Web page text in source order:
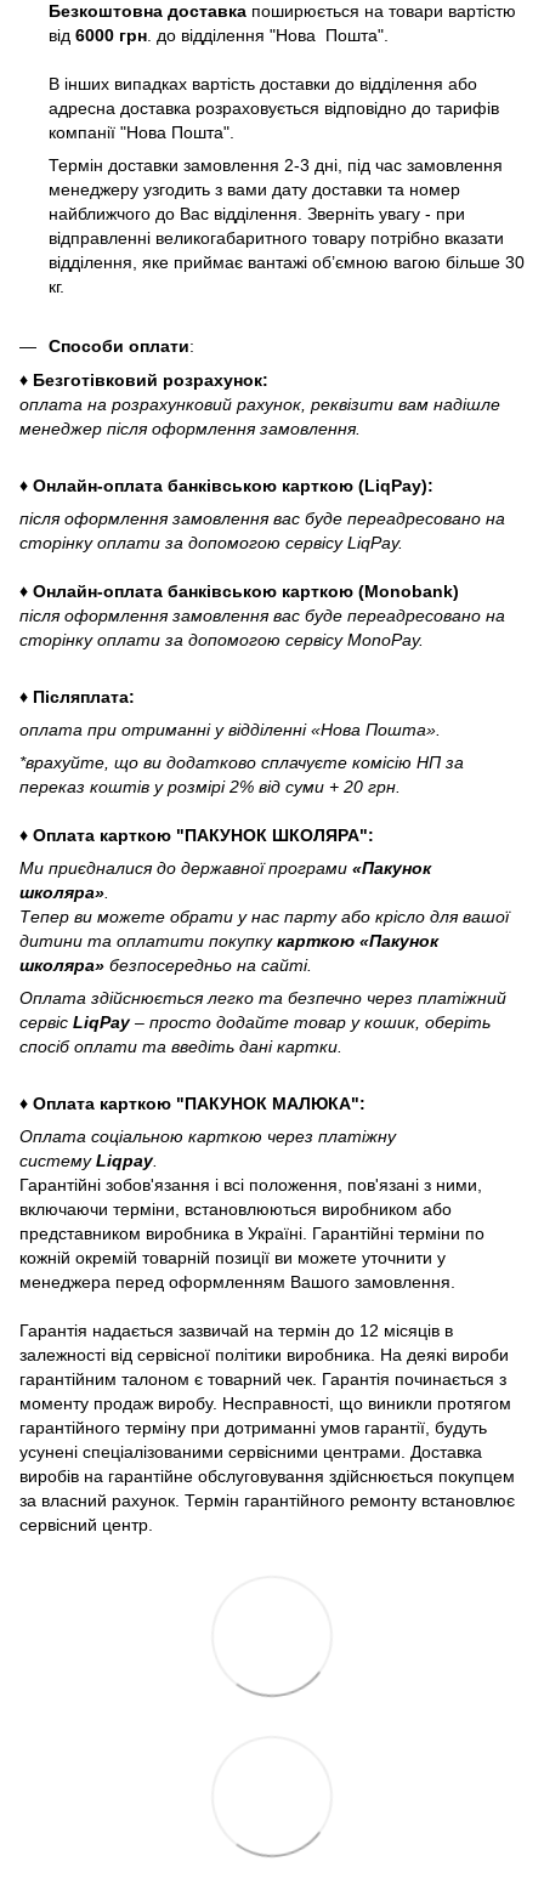
Безкоштовна доставка поширюється на товари вартістю
від 6000 грн . до відділення "Нова Пошта".
В інших випадках вартість доставки до відділення або
адресна доставка розраховується відповідно до тарифів
компанії "Нова Пошта".
Термін доставки замовлення 2-3 дні, під час замовлення
менеджеру узгодить з вами дату доставки та номер
найближчого до Вас відділення. Зверніть увагу - при
відправленні великогабаритного товару потрібно вказати
відділення, яке приймає вантажі об’ємною вагою більше 30
кг.
Способи оплати:
♦ Безготівковий розрахунок:
оплата на розрахунковий рахунок, реквізити вам надішле
менеджер після оформлення замовлення.
♦ Онлайн-оплата банківською карткою (LiqPay):
після оформлення замовлення вас буде переадресовано на
сторінку оплати за допомогою сервісу LiqPay.
♦ Онлайн-оплата банківською карткою (Monobank)
після оформлення замовлення вас буде переадресовано на
сторінку оплати за допомогою сервісу MonoPay.
♦ Післяплата:
оплата при отриманні у відділенні «Нова Пошта».
*врахуйте, що ви додатково сплачуєте комісію НП за
переказ коштів у розмірі 2% від суми + 20 грн.
♦ Оплата карткою "ПАКУНОК ШКОЛЯРА":
Ми приєдналися до державної програми «Пакунок
школяра»
Тепер ви можете обрати у нас парту або крісло для вашої
дитини та оплатити покупкукарткою «Пакунок
школяра» безпосередньо на сайті.
Оплата здійснюється легко та безпечно через платіжний
сервіс LiqPay– просто додайте товар у кошик, оберіть
спосіб оплати та введіть дані картки.
♦ Оплата карткою "ПАКУНОК МАЛЮКА":
Оплата соціальною карткою через платіжну
системуLiqpay.
Гарантійні зобов'язання і всі положення, пов'язані з ними,
включаючи терміни, встановлюються виробником або
представником виробника в Україні. Гарантійні терміни по
кожній окремій товарній позиції ви можете уточнити у
менеджера перед оформленням Вашого замовлення.
Гарантія надається зазвичай на термін до 12 місяців в
залежності від сервісної політики виробника. На деякі вироби
гарантійним талоном є товарний чек. Гарантія починається з
моменту продаж виробу. Несправності, що виникли протягом
гарантійного терміну при дотриманні умов гарантії, будуть
усунені спеціалізованими сервісними центрами. Доставка
виробів на гарантійне обслуговування здійснюється покупцем
за власний рахунок. Термін гарантійного ремонту встановлює
сервісний центр.